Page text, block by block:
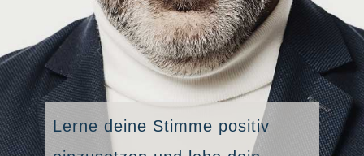
Lerne deine Stimme positiv